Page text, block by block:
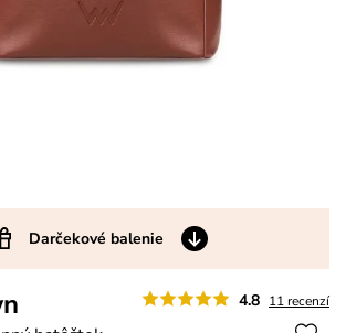
Darčekové balenie
4.8 11 recenzí